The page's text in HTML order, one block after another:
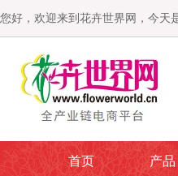
您好，欢迎来到花卉世界网，今天
首页 产品